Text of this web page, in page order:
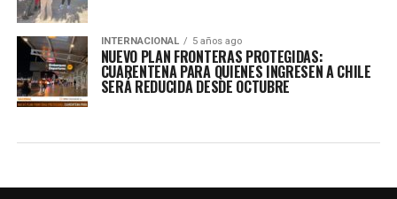
INTERNACIONAL 5 años ago
NUEVO PLAN FRONTERAS PROTEGIDAS:
CUARENTENA PARA QUIENES INGRESEN A CHILE
SERÁ REDUCIDA DESDE OCTUBRE